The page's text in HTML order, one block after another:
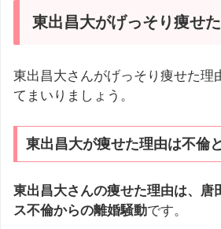
東出昌大がげっそり痩せ
東出昌大さんがげっそり痩せた理
てまいりましょう。
東出昌大が痩せた理由は不倫
東出昌大さんの痩せた理由は、唐
ス不倫からの離婚騒動です。